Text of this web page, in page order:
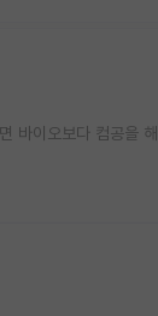
바이오보다 컴공을